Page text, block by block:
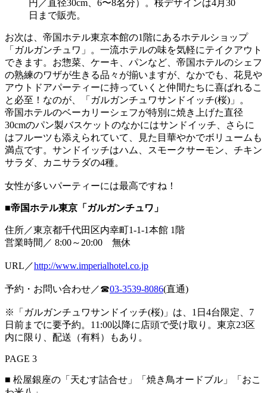
円／直径30cm、6〜8名分）。桜デザインは4月30
日まで販売。
お次は、帝国ホテル東京本館の1階にあるホテルショップ
「ガルガンチュワ」。一流ホテルの味を気軽にテイクアウト
できます。お惣菜、ケーキ、パンなど、帝国ホテルのシェフ
の熟練のワザが生きる品々が揃いますが、なかでも、花見や
アウトドアパーティーに持っていくと仲間たちに喜ばれるこ
と必至！なのが、「ガルガンチュワサンドイッチ(桜)」。
帝国ホテルのベーカリーシェフが特別に焼き上げた直径
30cmのパン製バスケットのなかにはサンドイッチ、さらに
はフルーツも添えられていて、見た目華やかでボリュームも
満点です。サンドイッチはハム、スモークサーモン、チキン
サラダ、カニサラダの4種。
女性が多いパーティーには最高ですね！
■帝国ホテル東京「ガルガンチュワ」
住所／東京都千代田区内幸町1-1-1本館 1階
営業時間／ 8:00～20:00 無休
URL／http://www.imperialhotel.co.jp
予約・お問い合わせ／☎03-3539-8086(直通)
※「ガルガンチュワサンドイッチ(桜)」は、1日4台限定、7
日前までに要予約。11:00以降に店頭で受け取り。東京23区
内に限り、配送（有料）もあり。
PAGE 3
■ 松屋銀座の「天むす詰合せ」「焼き鳥オードブル」「おこ